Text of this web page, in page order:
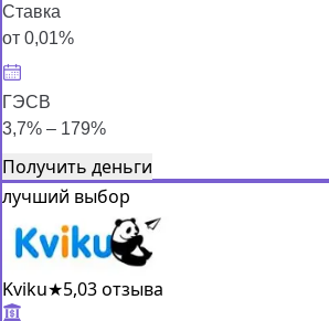
Ставка
от 0,01%
ГЭСВ
3,7% – 179%
Получить деньги
лучший выбор
Kviku★5,03 отзыва